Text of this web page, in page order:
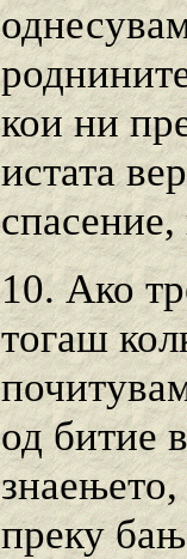
кои ни
истата
10. Ако
тогаш
од битие
знаењето,
преку